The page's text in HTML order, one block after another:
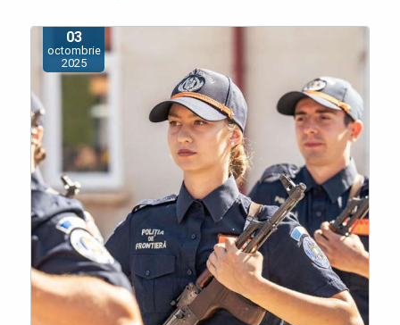
03
octombrie
2025